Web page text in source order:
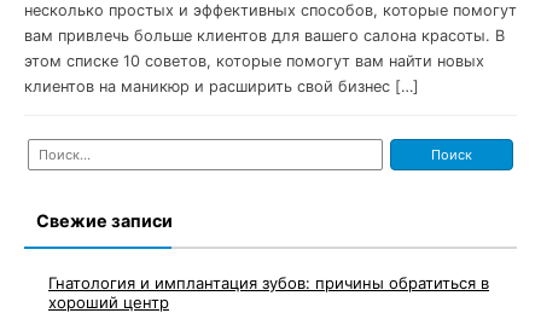
несколько простых и эффективных способов, которые помогут
вам привлечь больше клиентов для вашего салона красоты. В
этом списке 10 советов, которые помогут вам найти новых
клиентов на маникюр и расширить свой бизнес […]
Найти:
Свежие записи
Гнатология и имплантация зубов: причины обратиться в
хороший центр